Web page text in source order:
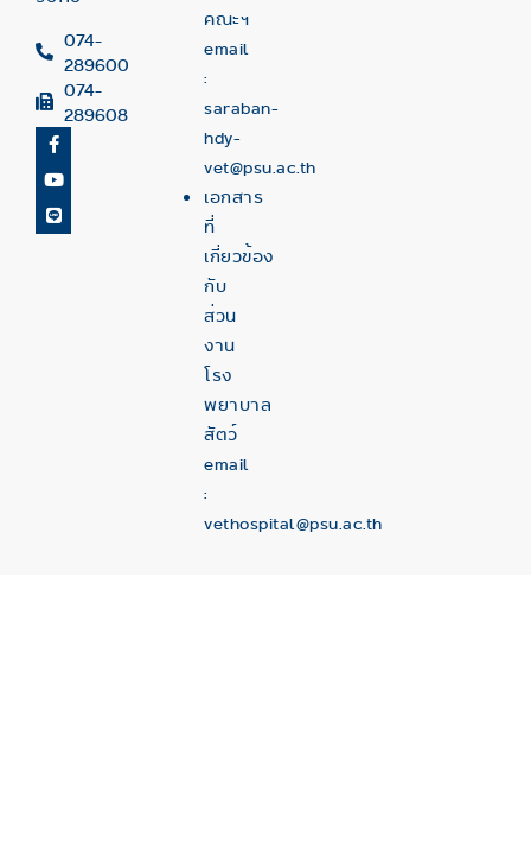
074-
289600
074-
289608
คณะฯ
email
:
saraban-
hdy-
vet@psu.ac.th
เอกสาร
ที่
เกี่ยวข้อง
กับ
ส่วน
งาน
โรง
พยาบาล
สัตว์
email
:
vethospital@psu.ac.th